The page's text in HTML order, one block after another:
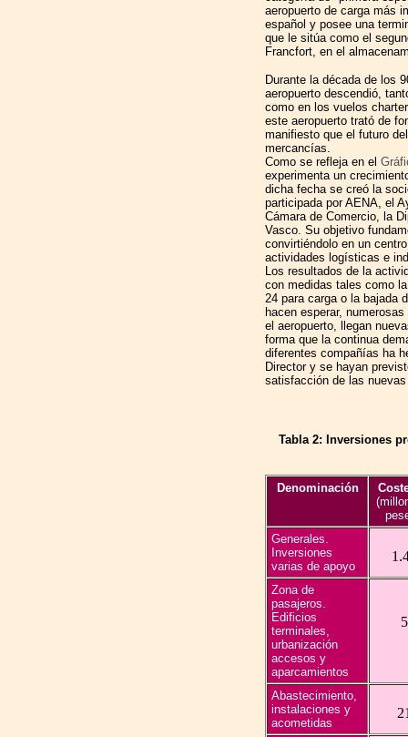
aeropuerto de carga más
español y posee una
que le sitúa como el
Francfort, en el
Durante la década de los
aeropuerto descendió,
como en los vuelos
este aeropuerto trató de
manifiesto que el futuro
mercancías.
Como se refleja en el
experimenta un
dicha fecha se creó la
participada por AENA, el
Cámara de Comercio, la
Vasco. Su objetivo
convirtiéndolo en un
actividades logísticas e
Los resultados de la
con medidas tales como
24 para carga o la bajada
hacen esperar,
el aeropuerto, llegan
forma que la continua
diferentes compañías ha
Director y se hayan
satisfacción de las
Tabla 2: Inversiones
Denominación
Generales.
Inversiones
varias de apoyo.
Zona de
pasajeros.
Edificios
terminales,
urbanización
accesos y
aparcamientos
Abastecimiento,
instalaciones y
acometidas